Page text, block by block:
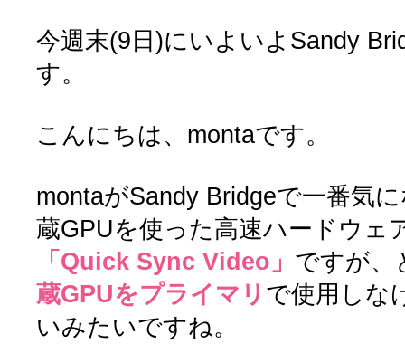
今週末(9日)にいよいよSandy
す。
こんにちは、montaです。
montaがSandy Bridgeで一番気
蔵GPUを使った高速ハードウェ
「Quick Sync Video」 ですが、
蔵GPUをプライマリ で使用しな
いみたいですね。